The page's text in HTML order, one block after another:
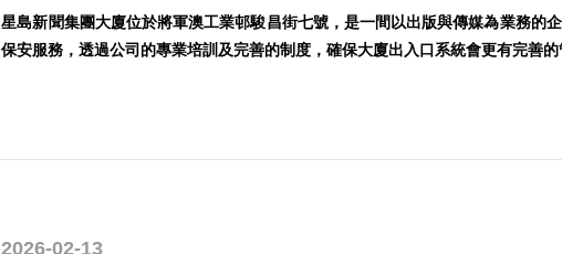
星島新聞集團大廈位於將軍澳工業邨駿昌街七號，是一間以出版與傳媒為業務的
保安服務，透過公司的專業培訓及完善的制度，確保大廈出入口系統會更有完善的
2026-02-13